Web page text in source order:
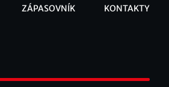
ZÁPASOVNÍK KONTAKTY